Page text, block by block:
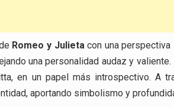
Romeo y Julietacon una perspectiva
una personalidad audaz y
en un papel más introspectivo. A
aportando simbolismo y